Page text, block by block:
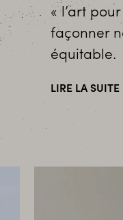
« l’art
façonner
équitable.
LIRE LA SUITE